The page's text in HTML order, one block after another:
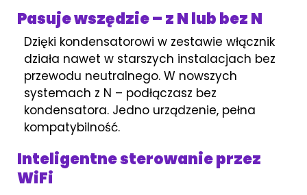
Pasuje wszędzie – z N lub bez N
Dzięki kondensatorowi w zestawie włącznik
działa nawet w starszych instalacjach bez
przewodu neutralnego. W nowszych
systemach z N – podłączasz bez
kondensatora. Jedno urządzenie, pełna
kompatybilność.
Inteligentne sterowanie przez
WiFi